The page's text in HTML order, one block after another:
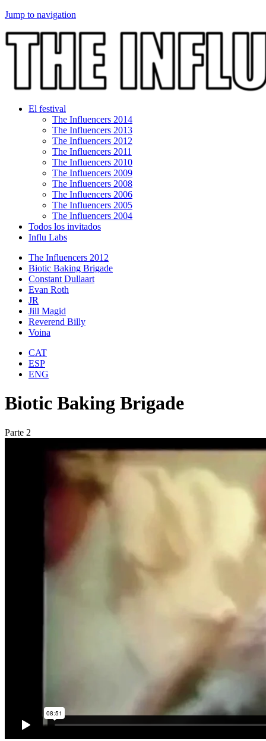
Jump to navigation
El festival
The Influencers 2014
The Influencers 2013
The Influencers 2012
The Influencers 2011
The Influencers 2010
The Influencers 2009
The Influencers 2008
The Influencers 2006
The Influencers 2005
The Influencers 2004
Todos los invitados
Influ Labs
The Influencers 2012
Biotic Baking Brigade
Constant Dullaart
Evan Roth
JR
Jill Magid
Reverend Billy
Voina
CAT
ESP
ENG
Biotic Baking Brigade
Parte 2